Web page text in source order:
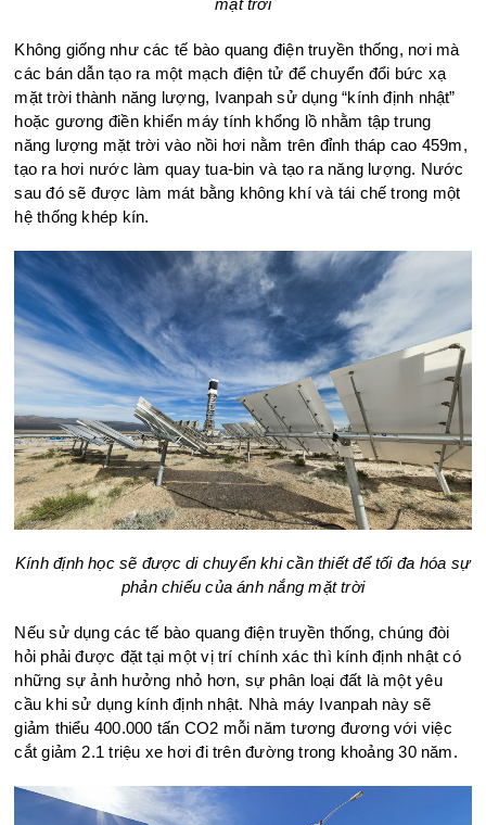
Không giống như các tế bào quang điện truyền thống, nơi mà
các bán dẫn tạo ra một mạch điện tử để chuyển đổi bức xạ
mặt trời thành năng lượng, Ivanpah sử dụng “kính định nhật”
hoặc gương điền khiển máy tính khổng lồ nhằm tập trung
năng lượng mặt trời vào nồi hơi nằm trên đỉnh tháp cao 459m,
tạo ra hơi nước làm quay tua-bin và tạo ra năng lượng. Nước
sau đó sẽ được làm mát bằng không khí và tái chế trong một
hệ thống khép kín.
Kính định học sẽ được di chuyển khi cần thiết để tối đa hóa sự
phản chiếu của ánh nắng mặt trời
Nếu sử dụng các tế bào quang điện truyền thống, chúng đòi
hỏi phải được đặt tại một vị trí chính xác thì kính định nhật có
những sự ảnh hưởng nhỏ hơn, sự phân loại đất là một yêu
cầu khi sử dụng kính định nhật. Nhà máy Ivanpah này sẽ
giảm thiểu 400.000 tấn CO2 mỗi năm tương đương với việc
cắt giảm 2.1 triệu xe hơi đi trên đường trong khoảng 30 năm.